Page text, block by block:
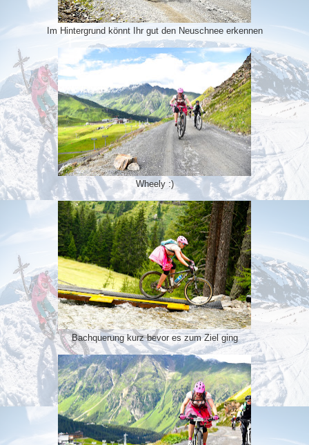
Im Hintergrund könnt Ihr gut den Neuschnee erkennen
Wheely :)
Bachquerung kurz bevor es zum Ziel ging